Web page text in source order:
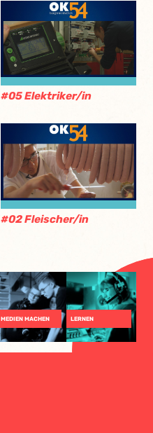
#05 Elektriker/in
#02 Fleischer/in
MEDIEN MACHEN LERNEN